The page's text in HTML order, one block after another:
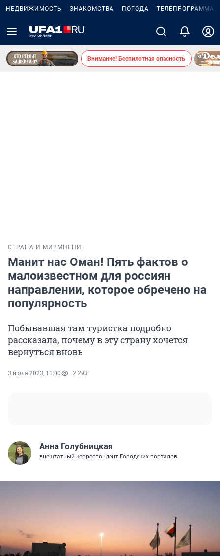
НЕДВИЖИМОСТЬ ЗНАКОМСТВА ПОГОДА ТЕЛЕПРОГРАММА
Внимание! Беспилотная опасность
СТРАНА И МИР МНЕНИЕ
Манит нас Оман! Пять фактов о
малоизвестном для россиян
направлении, которое обречено на
популярность
Побывавшая там туристка подробно
рассказала, почему в эту страну хочется
вернуться вновь
3 июля 2023, 11:00 2 293
Анна Голубницкая
внештатный корреспондент Городских порталов